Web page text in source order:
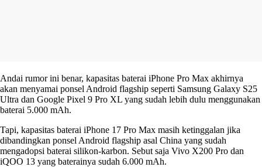
Andai rumor ini benar, kapasitas baterai iPhone Pro Max akhirnya
akan menyamai ponsel Android flagship seperti Samsung Galaxy S25
Ultra dan Google Pixel 9 Pro XL yang sudah lebih dulu menggunakan
baterai 5.000 mAh.
Tapi, kapasitas baterai iPhone 17 Pro Max masih ketinggalan jika
dibandingkan ponsel Android flagship asal China yang sudah
mengadopsi baterai silikon-karbon. Sebut saja Vivo X200 Pro dan
iQOO 13 yang baterainya sudah 6.000 mAh.